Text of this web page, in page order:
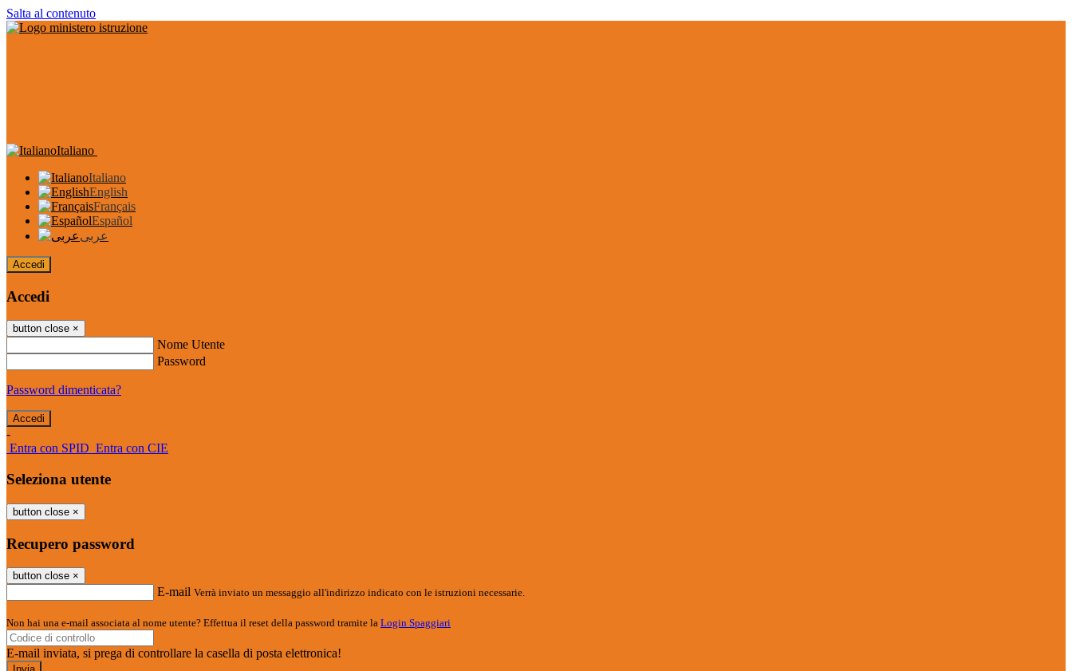
Salta al contenuto
Italiano
Italiano
English
Français
Español
عربى
Accedi
Accedi
button close ×
Nome Utente
Password
Password dimenticata?
-
Entra con SPID Entra con CIE
Seleziona utente
button close ×
Recupero password
button close ×
E-mail Verrà inviato un messaggio all'indirizzo indicato con le istruzioni necessarie.
Non hai una e-mail associata al nome utente? Effettua il reset della password tramite la Login Spaggiari
E-mail inviata, si prega di controllare la casella di posta elettronica!